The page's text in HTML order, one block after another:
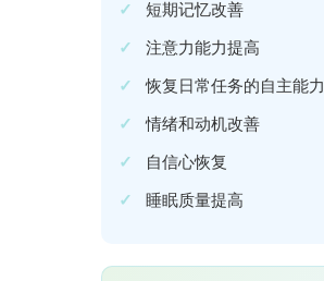
短期记忆改善
注意力能力提高
恢复日常任务的自主能力
情绪和动机改善
自信心恢复
睡眠质量提高